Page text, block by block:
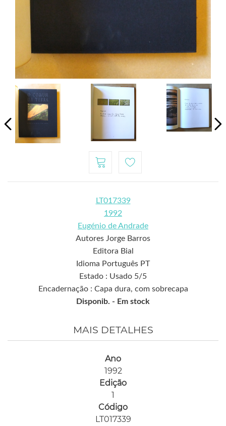
LT017339
1992
Eugénio de Andrade
Autores Jorge Barros
Editora Bial
Idioma Português PT
Estado : Usado 5/5
Encadernação : Capa dura, com sobrecapa
Disponib. - Em stock
MAIS DETALHES
Ano
1992
Edição
1
Código
LT017339